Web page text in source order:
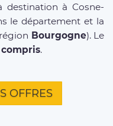
à Cosne-
le département et la
Bourgogne). Le
.
OFFRES